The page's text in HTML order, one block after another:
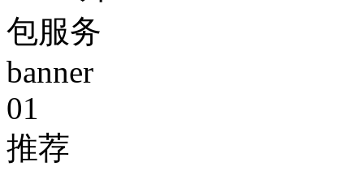
01
推荐